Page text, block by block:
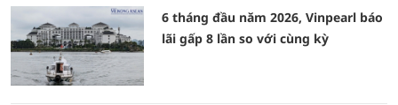
6 tháng đầu năm 2026, Vinpearl báo
lãi gấp 8 lần so với cùng kỳ